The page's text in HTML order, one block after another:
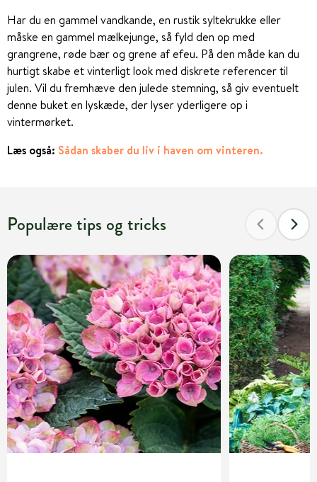
Har du en gammel vandkande, en rustik syltekrukke eller
måske en gammel mælkejunge, så fyld den op med
grangrene, røde bær og grene af efeu. På den måde kan du
hurtigt skabe et vinterligt look med diskrete referencer til
julen. Vil du fremhæve den julede stemning, så giv eventuelt
denne buket en lyskæde, der lyser yderligere op i
vintermørket.
Læs også: Sådan skaber du liv i haven om vinteren.
Populære tips og tricks